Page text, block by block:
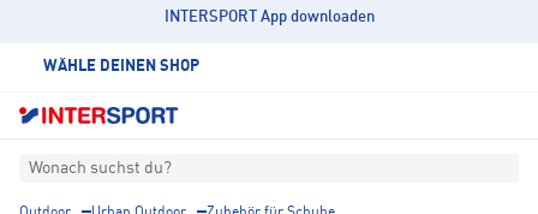
INTERSPORT App downloaden
WÄHLE DEINEN SHOP
Wonach suchst du?